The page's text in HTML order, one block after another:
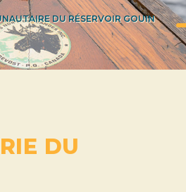
DU RÉSERVOIR GOUIN
DU